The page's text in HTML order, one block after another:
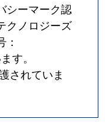
シーマーク認
クノロジーズ
す。
されていま